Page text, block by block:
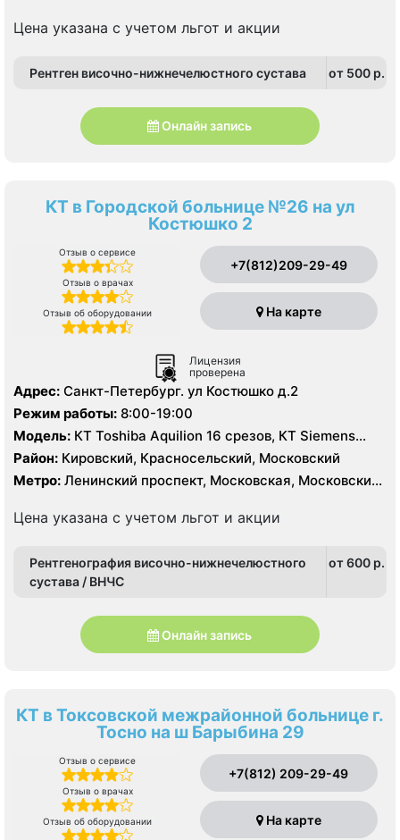
Цена указана с учетом льгот и акции
Рентген височно-нижнечелюстного сустава от 500 p.
Онлайн запись
КТ в Городской больнице №26 на ул
Костюшко 2
Отзыв о сервисе
Отзыв о врачах
Отзыв об оборудовании
+7(812)209-29-49
На карте
Лицензия
проверена
Адрес: Санкт-Петербург. ул Костюшко д.2
Режим работы: 8:00-19:00
Модель: КТ Toshiba Aquilion 16 срезов, КТ Siemens
Somatom Definition 64 срезов, УЗИ
Район: Кировский, Красносельский, Московский
Метро: Ленинский проспект, Московская, Московские
Цена указана с учетом льгот и акции
Рентгенография височно-нижнечелюстного
сустава / ВНЧС
от 600 p.
Онлайн запись
КТ в Токсовской межрайонной больнице г.
Тосно на ш Барыбина 29
Отзыв о сервисе
Отзыв о врачах
Отзыв об оборудовании
+7(812) 209-29-49
На карте